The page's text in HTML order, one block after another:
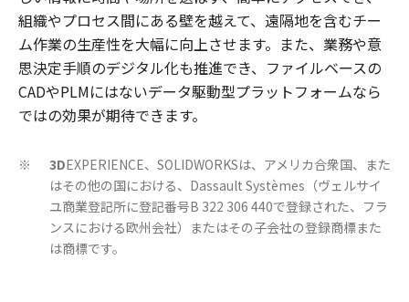
組織やプロセス間にある壁を越えて、遠隔地を含むチー
ム作業の生産性を大幅に向上させます。また、業務や意
思決定手順のデジタル化も推進でき、ファイルベースの
CADやPLMにはないデータ駆動型プラットフォームなら
ではの効果が期待できます。
※ 3DEXPERIENCE、SOLIDWORKSは、アメリカ合衆国、また
はその他の国における、Dassault Systèmes（ヴェルサイ
ユ商業登記所に登記番号B 322 306 440で登録された、フラ
ンスにおける欧州会社）またはその子会社の登録商標また
は商標です。